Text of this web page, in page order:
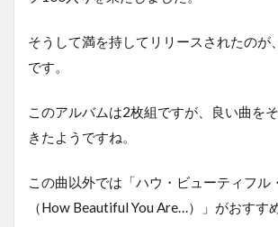
そうして満を持してリリースされたのが
です。
このアルバムは2枚組ですが、良い曲を
きたようですね。
この曲以外では「ハウ・ビューティフル
（How Beautiful You Are…）」がおすす